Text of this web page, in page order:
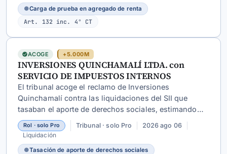
●Carga de prueba en agregado de renta
Art. 132 inc. 4° CT
ACOGE +5.000M
INVERSIONES QUINCHAMALÍ LTDA. con
SERVICIO DE IMPUESTOS INTERNOS
El tribunal acoge el reclamo de Inversiones
Quinchamalí contra las liquidaciones del SII que
tasaban el aporte de derechos sociales, estimando
que el SII excedió sus facultades al no acreditarse que
el valor fuera notoriamente inferior a los de mercado
ni a los de convenciones similares.
Rol · solo Pro Tribunal · solo Pro
2026 ago 06
Liquidación
●Tasación de aporte de derechos sociales